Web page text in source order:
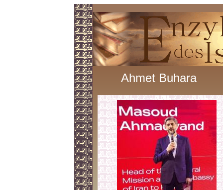
Ahmet Buhara